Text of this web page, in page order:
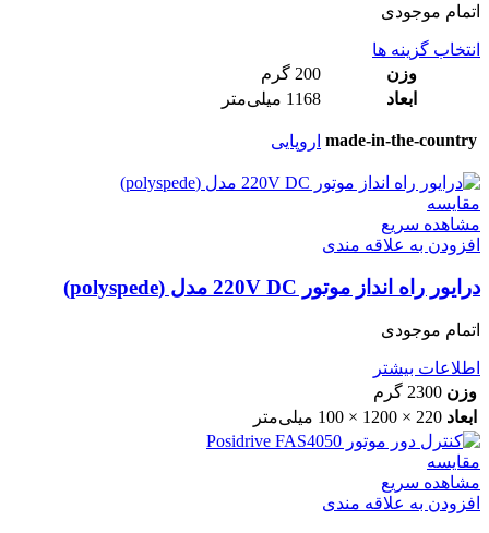
اتمام موجودی
انتخاب گزینه ها
وزن
200 گرم
ابعاد
1168 میلی‌متر
made-in-the-country اروپایی
مقایسه
مشاهده سریع
افزودن به علاقه مندی
درایور راه انداز موتور 220V DC مدل (polyspede)
اتمام موجودی
اطلاعات بیشتر
وزن 2300 گرم
ابعاد 220 × 1200 × 100 میلی‌متر
مقایسه
مشاهده سریع
افزودن به علاقه مندی